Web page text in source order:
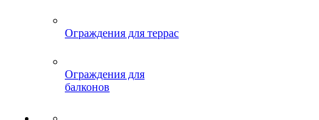
Ограждения для террас
Ограждения для
балконов